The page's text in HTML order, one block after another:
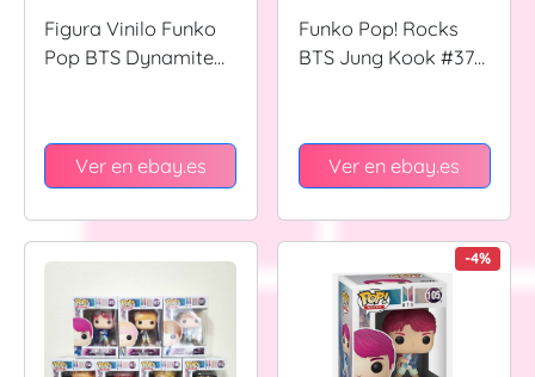
Figura Vinilo Funko
Pop BTS Dynamite
Ver en ebay.es
Funko Pop! Rocks
BTS Jung Kook #373
Ver en ebay.es
-4%